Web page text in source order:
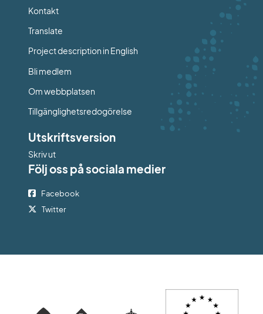
Kontakt
Translate
Project description in English
Bli medlem
Om webbplatsen
Tillgänglighetsredogörelse
Utskriftsversion
Skriv ut
Följ oss på sociala medier
Facebook
Twitter